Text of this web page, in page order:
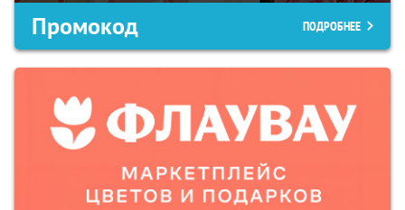
Промокод ПОДРОБНЕЕ